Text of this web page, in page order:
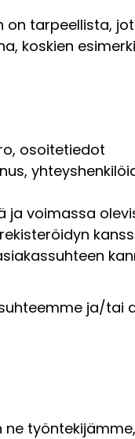
on tarpeellista,
koskien
osoitetiedot
voimassa
ja/tai